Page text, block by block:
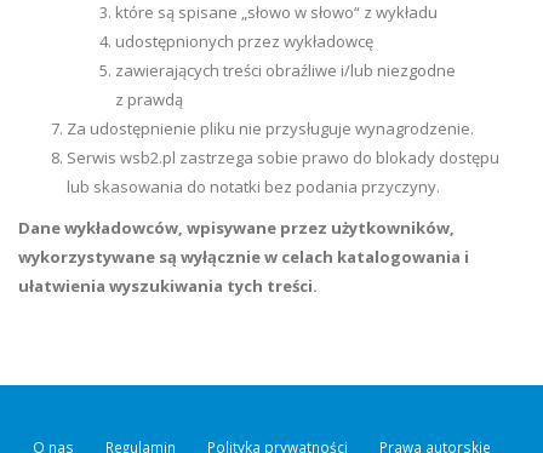
które są spisane „słowo w słowo“ z wykładu
udostępnionych przez wykładowcę
zawierających treści obraźliwe i/lub niezgodne
z prawdą
Za udostępnienie pliku nie przysługuje wynagrodzenie.
Serwis wsb2.pl zastrzega sobie prawo do blokady dostępu
lub skasowania do notatki bez podania przyczyny.
Dane wykładowców, wpisywane przez użytkowników,
wykorzystywane są wyłącznie w celach katalogowania i
ułatwienia wyszukiwania tych treści.
O nas Regulamin Polityka prywatności Prawa autorskie